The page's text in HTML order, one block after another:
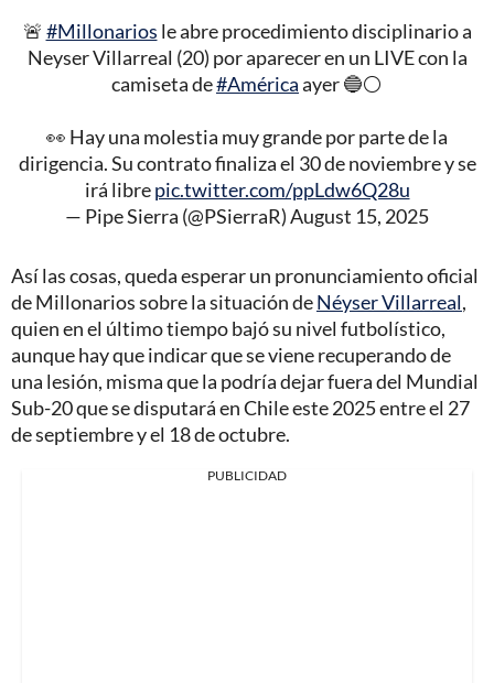
🚨 #Millonarios le abre procedimiento disciplinario a
Neyser Villarreal (20) por aparecer en un LIVE con la
camiseta de#Américaayer 🔵⚪️
👀 Hay una molestia muy grande por parte de la
dirigencia. Su contrato finaliza el 30 de noviembre y se
irá librepic.twitter.com/ppLdw6Q28u
— Pipe Sierra (@PSierraR)August 15, 2025
Así las cosas, queda esperar un pronunciamiento oficial
de Millonarios sobre la situación deNéyser Villarreal,
quien en el último tiempo bajó su nivel futbolístico,
aunque hay que indicar que se viene recuperando de
una lesión, misma que la podría dejar fuera del Mundial
Sub-20 que se disputará en Chile este 2025 entre el 27
de septiembre y el 18 de octubre.
PUBLICIDAD